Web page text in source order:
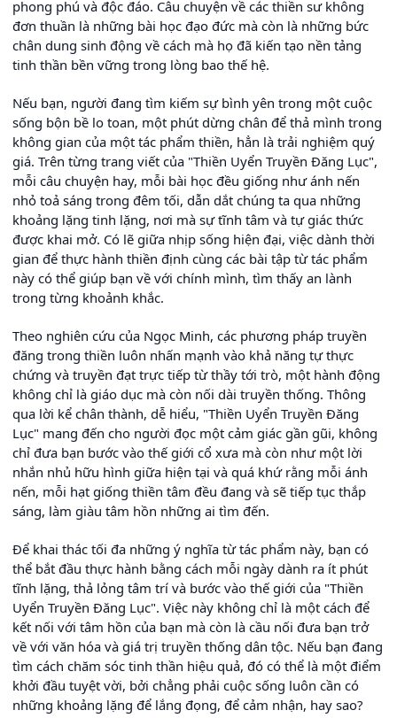
phong phú và độc đáo. Câu chuyện về các thiền sư không
đơn thuần là những bài học đạo đức mà còn là những bức
chân dung sinh động về cách mà họ đã kiến tạo nền tảng
tinh thần bền vững trong lòng bao thế hệ.
Nếu bạn, người đang tìm kiếm sự bình yên trong một cuộc
sống bộn bề lo toan, một phút dừng chân để thả mình trong
không gian của một tác phẩm thiền, hẳn là trải nghiệm quý
giá. Trên từng trang viết của "Thiền Uyển Truyền Đăng Lục",
mỗi câu chuyện hay, mỗi bài học đều giống như ánh nến
nhỏ toả sáng trong đêm tối, dẫn dắt chúng ta qua những
khoảng lặng tinh lặng, nơi mà sự tĩnh tâm và tự giác thức
được khai mở. Có lẽ giữa nhịp sống hiện đại, việc dành thời
gian để thực hành thiền định cùng các bài tập từ tác phẩm
này có thể giúp bạn về với chính mình, tìm thấy an lành
trong từng khoảnh khắc.
Theo nghiên cứu của Ngọc Minh, các phương pháp truyền
đăng trong thiền luôn nhấn mạnh vào khả năng tự thực
chứng và truyền đạt trực tiếp từ thầy tới trò, một hành động
không chỉ là giáo dục mà còn nối dài truyền thống. Thông
qua lời kể chân thành, dễ hiểu, "Thiền Uyển Truyền Đăng
Lục" mang đến cho người đọc một cảm giác gần gũi, không
chỉ đưa bạn bước vào thế giới cổ xưa mà còn như một lời
nhắn nhủ hữu hình giữa hiện tại và quá khứ rằng mỗi ánh
nến, mỗi hạt giống thiền tâm đều đang và sẽ tiếp tục thắp
sáng, làm giàu tâm hồn những ai tìm đến.
Để khai thác tối đa những ý nghĩa từ tác phẩm này, bạn có
thể bắt đầu thực hành bằng cách mỗi ngày dành ra ít phút
tĩnh lặng, thả lỏng tâm trí và bước vào thế giới của "Thiền
Uyển Truyền Đăng Lục". Việc này không chỉ là một cách để
kết nối với tâm hồn của bạn mà còn là cầu nối đưa bạn trở
về với văn hóa và giá trị truyền thống dân tộc. Nếu bạn đang
tìm cách chăm sóc tinh thần hiệu quả, đó có thể là một điểm
khởi đầu tuyệt vời, bởi chẳng phải cuộc sống luôn cần có
những khoảng lặng để lắng đọng, để cảm nhận, hay sao?